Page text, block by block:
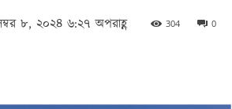
৮, ২০২৪ ৬:২৭ অপরাহ্ণ 0
304